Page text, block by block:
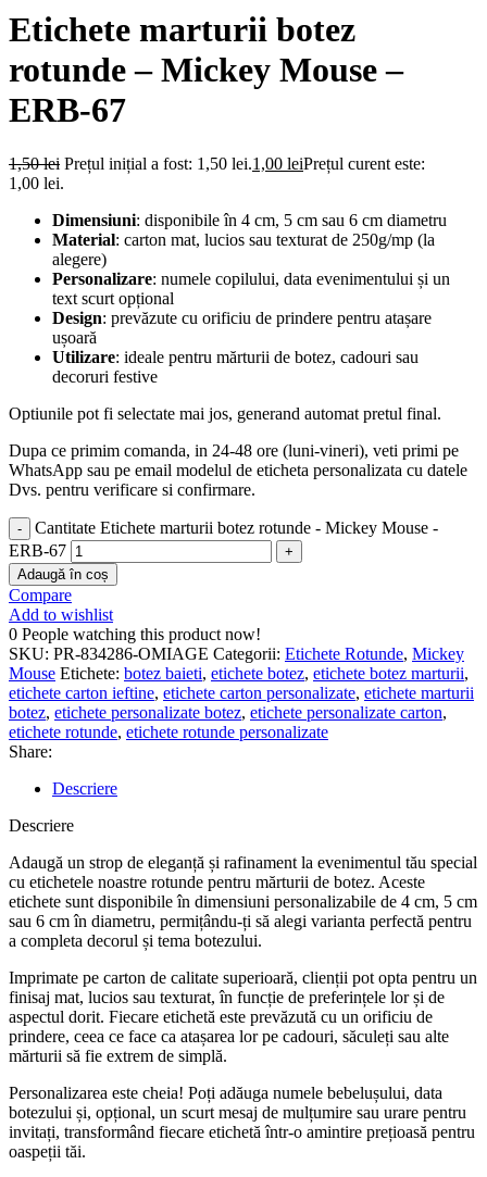
Etichete marturii botez
rotunde – Mickey Mouse –
ERB-67
1,50lei Prețul inițial a fost: 1,50 lei.1,00 leiPrețul curent este:
1,00 lei.
Dimensiuni: disponibile în 4 cm, 5 cm sau 6 cm diametru
Material: carton mat, lucios sau texturat de 250g/mp (la
alegere)
Personalizare: numele copilului, data evenimentului și un
text scurt opțional
Design: prevăzute cu orificiu de prindere pentru atașare
ușoară
Utilizare: ideale pentru mărturii de botez, cadouri sau
decoruri festive
Optiunile pot fi selectate mai jos, generand automat pretul final.
Dupa ce primim comanda, in 24-48 ore (luni-vineri), veti primi pe
WhatsApp sau pe email modelul de eticheta personalizata cu datele
Dvs. pentru verificare si confirmare.
Cantitate Etichete marturii botez rotunde - Mickey Mouse -
ERB-67
Adaugă în coș
Compare
Add to wishlist
0 People watching this product now!
SKU: PR-834286-OMIAGE Categorii: Etichete Rotunde, Mickey
Mouse Etichete: botez baieti, etichete botez, etichete botez marturii,
etichete carton ieftine, etichete carton personalizate, etichete marturii
botez, etichete personalizate botez, etichete personalizate carton,
etichete rotunde, etichete rotunde personalizate
Share:
Descriere
Descriere
Adaugă un strop de eleganță și rafinament la evenimentul tău special
cu etichetele noastre rotunde pentru mărturii de botez. Aceste
etichete sunt disponibile în dimensiuni personalizabile de 4 cm, 5 cm
sau 6 cm în diametru, permițându-ți să alegi varianta perfectă pentru
a completa decorul și tema botezului.
Imprimate pe carton de calitate superioară, clienții pot opta pentru un
finisaj mat, lucios sau texturat, în funcție de preferințele lor și de
aspectul dorit. Fiecare etichetă este prevăzută cu un orificiu de
prindere, ceea ce face ca atașarea lor pe cadouri, săculeți sau alte
mărturii să fie extrem de simplă.
Personalizarea este cheia! Poți adăuga numele bebelușului, data
botezului și, opțional, un scurt mesaj de mulțumire sau urare pentru
invitați, transformând fiecare etichetă într-o amintire prețioasă pentru
oaspeții tăi.